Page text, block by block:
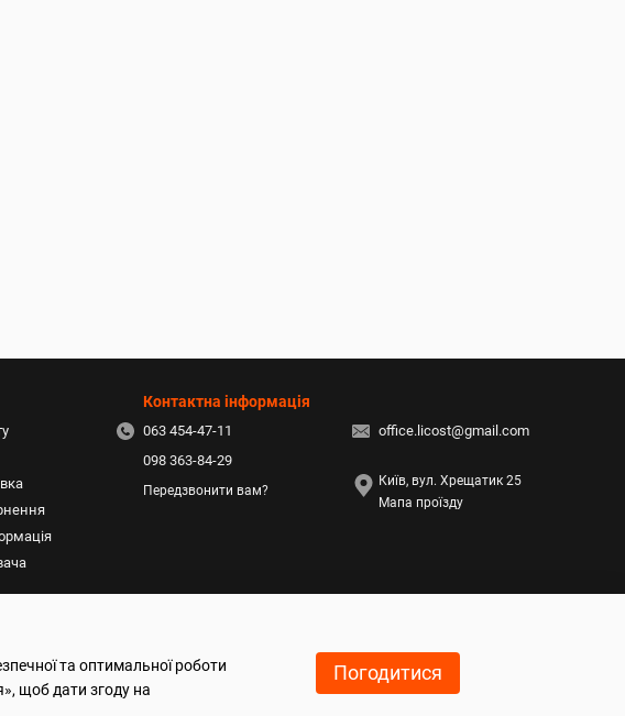
Контактна інформація
063 454-47-11
098 363-84-29
Передзвонити вам?
office.licost@gmail.com
Київ, вул. Хрещатик 25
Мапа проїзду
та оптимальної роботи
щоб дати згоду на
Погодитися